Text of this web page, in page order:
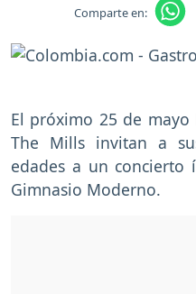
Comparte en:
El próximo 25 de mayo
The Mills invitan a
edades a un
Gimnasio Moderno.